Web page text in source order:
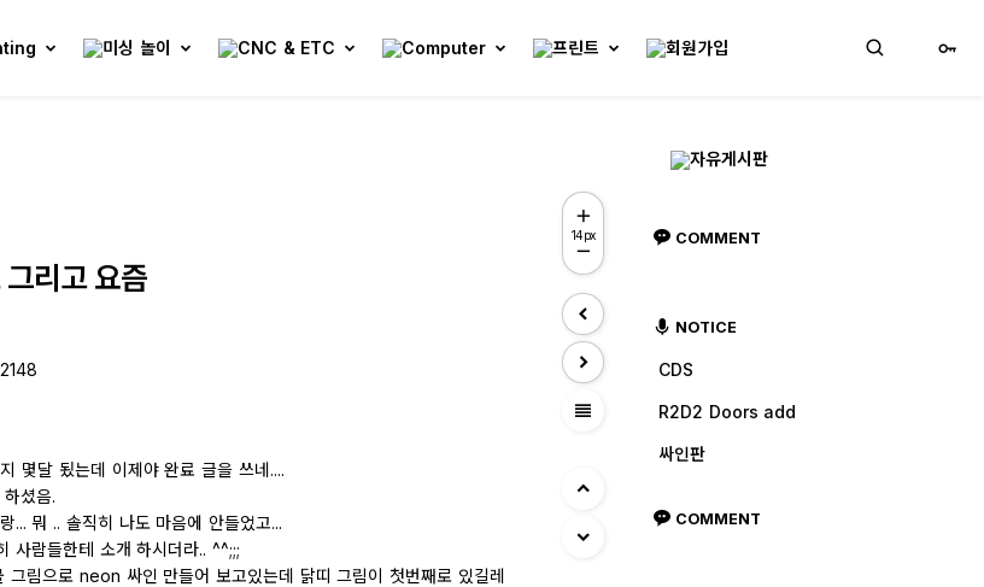
리고 요즘
2148
몇달 됬는데 이제야 완료 글을 쓰네....
셨음.
... 뭐 .. 솔직히 나도 마음에 안들었고...
사람들한테 소개 하시더라.. ^^;;;
그림으로 neon 싸인 만들어 보고있는데 닭띠 그림이 첫번째로 있길레
14px
view_headline
COMMENT
NOTICE
CDS
R2D2 Doors add
싸인판
COMMENT